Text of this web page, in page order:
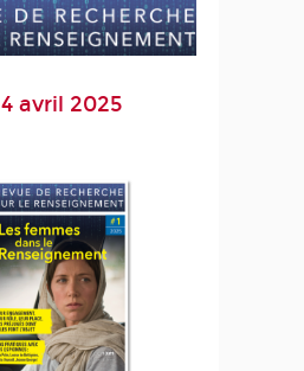
4 avril 2025